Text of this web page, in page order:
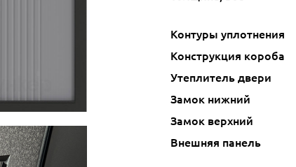
Контуры уплотнения
Конструкция короба
Утеплитель двери
Замок нижний
Замок верхний
Внешняя панель